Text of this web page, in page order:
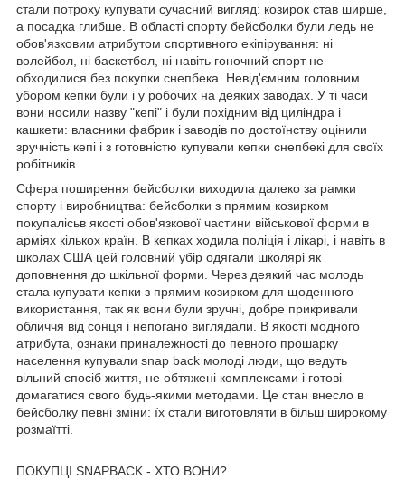
стали потроху купувати сучасний вигляд: козирок став ширше,
а посадка глибше. В області спорту бейсболки були ледь не
обов'язковим атрибутом спортивного екіпірування: ні
волейбол, ні баскетбол, ні навіть гоночний спорт не
обходилися без покупки снепбека. Невід'ємним головним
убором кепки були і у робочих на деяких заводах. У ті часи
вони носили назву "кепі" і були похідним від циліндра і
кашкети: власники фабрик і заводів по достоїнству оцінили
зручність кепі і з готовністю купували кепки снепбекі для своїх
робітників.
Сфера поширення бейсболки виходила далеко за рамки
спорту і виробництва: бейсболки з прямим козирком
покупалісьв якості обов'язкової частини військової форми в
арміях кількох країн. В кепках ходила поліція і лікарі, і навіть в
школах США цей головний убір одягали школярі як
доповнення до шкільної форми. Через деякий час молодь
стала купувати кепки з прямим козирком для щоденного
використання, так як вони були зручні, добре прикривали
обличчя від сонця і непогано виглядали. В якості модного
атрибута, ознаки приналежності до певного прошарку
населення купували snap back молоді люди, що ведуть
вільний спосіб життя, не обтяжені комплексами і готові
домагатися свого будь-якими методами. Це стан внесло в
бейсболку певні зміни: їх стали виготовляти в більш широкому
розмаїтті.
ПОКУПЦІ SNAPBACK - ХТО ВОНИ?